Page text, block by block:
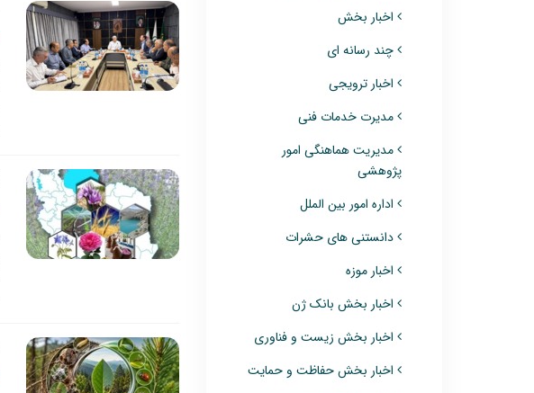
اخبار بخش
چند رسانه ای
اخبار ترویجی
مدیرت خدمات فنی
مدیریت هماهنگی امور
پژوهشی
اداره امور بین الملل
دانستنی های حشرات
اخبار موزه
اخبار بخش بانک ژن
اخبار بخش زیست و فناوری
اخبار بخش حفاظت و حمایت